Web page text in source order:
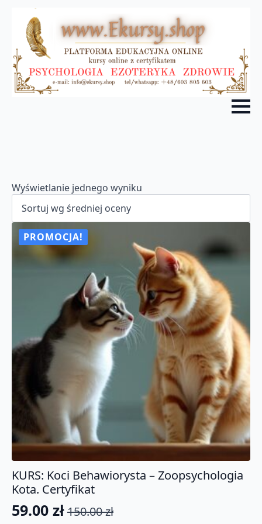
Wyświetlanie jednego wyniku
PROMOCJA!
KURS: Koci Behawiorysta – Zoopsychologia
Kota. Certyfikat
150.00zł
Pierwotna
59.00 zł
Aktualna